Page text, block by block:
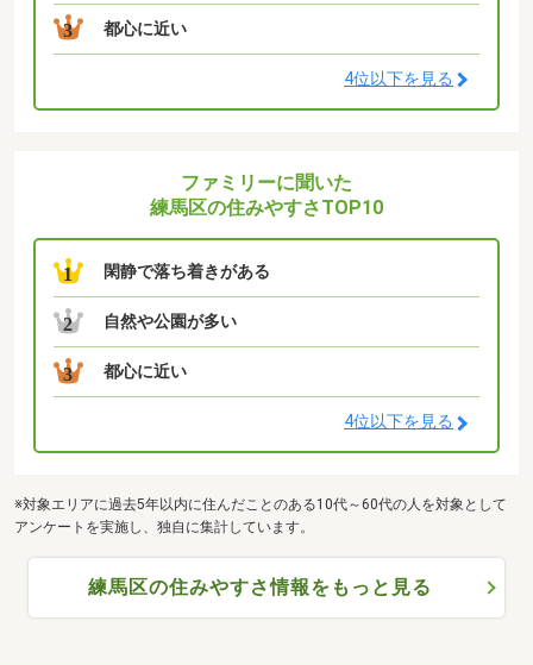
3 都心に近い
4位以下を見る
ファミリーに聞いた
練馬区の住みやすさTOP10
1 閑静で落ち着きがある
2 自然や公園が多い
3 都心に近い
4位以下を見る
※対象エリアに過去5年以内に住んだことのある10代～60代の人を対象として
アンケートを実施し、独自に集計しています。
練馬区の住みやすさ情報をもっと見る